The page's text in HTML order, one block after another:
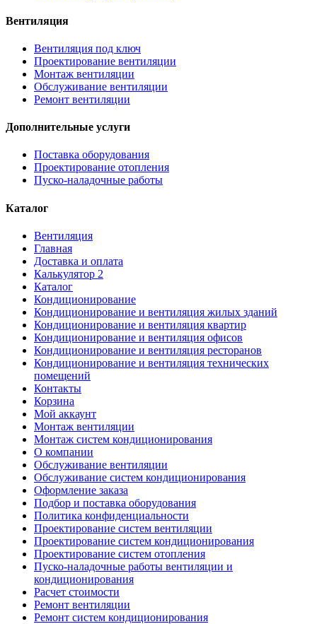
Вентиляция
Вентиляция под ключ
Проектирование вентиляции
Монтаж вентиляции
Обслуживание вентиляции
Ремонт вентиляции
Дополнительные услуги
Поставка оборудования
Проектирование отопления
Пуско-наладочные работы
Каталог
Вентиляция
Главная
Доставка и оплата
Калькулятор 2
Каталог
Кондиционирование
Кондиционирование и вентиляция жилых зданий
Кондиционирование и вентиляция квартир
Кондиционирование и вентиляция офисов
Кондиционирование и вентиляция ресторанов
Кондиционирование и вентиляция технических
помещений
Контакты
Корзина
Мой аккаунт
Монтаж вентиляции
Монтаж систем кондиционирования
О компании
Обслуживание вентиляции
Обслуживание систем кондиционирования
Оформление заказа
Подбор и поставка оборудования
Политика конфиденциальности
Проектирование систем вентиляции
Проектирование систем кондиционирования
Проектирование систем отопления
Пуско-наладочные работы вентиляции и
кондиционирования
Расчет стоимости
Ремонт вентиляции
Ремонт систем кондиционирования